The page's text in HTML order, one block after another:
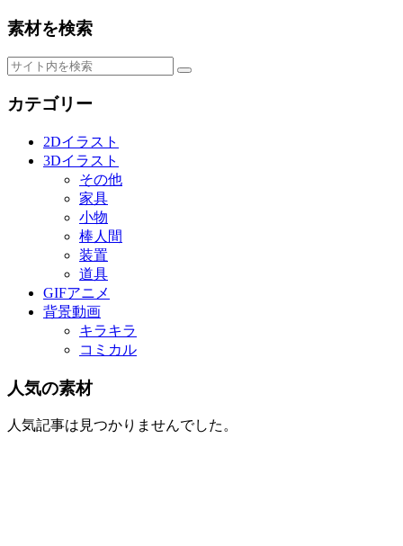
素材を検索
カテゴリー
2Dイラスト
3Dイラスト
その他
家具
小物
棒人間
装置
道具
GIFアニメ
背景動画
キラキラ
コミカル
人気の素材
人気記事は見つかりませんでした。